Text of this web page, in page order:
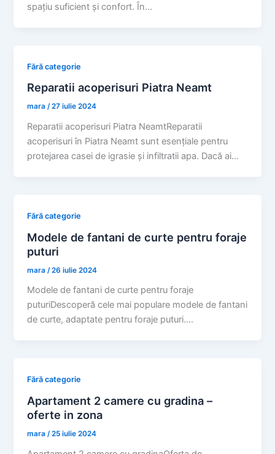
spațiu suficient și confort. În…
Fără categorie
Reparatii acoperisuri Piatra Neamt
mara/27 iulie 2024
Reparatii acoperisuri Piatra NeamtReparatii
acoperisuri în Piatra Neamt sunt esențiale pentru
protejarea casei de igrasie și infiltratii apa. Dacă ai…
Fără categorie
Modele de fantani de curte pentru foraje
puturi
mara /26 iulie 2024
Modele de fantani de curte pentru foraje
puturiDescoperă cele mai populare modele de fantani
de curte, adaptate pentru foraje puturi.…
Fără categorie
Apartament 2 camere cu gradina –
oferte in zona
mara/25 iulie 2024